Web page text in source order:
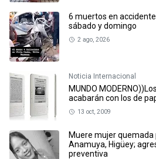
6 muertos en
sábado y domingo
2 ago, 2026
Noticia Internacional
MUNDO
acabarán con los de
13 oct, 2009
Muere mujer quemada
Anamuya, Higüey;
preventiva